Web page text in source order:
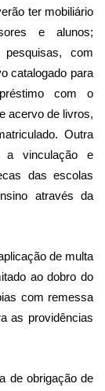
ter mobiliário
e alunos;
com
catalogado para
com o
acervo de livros,
Outra
a vinculação e
das escolas
através da
de multa
ao dobro do
com remessa
as providências
de obrigação de